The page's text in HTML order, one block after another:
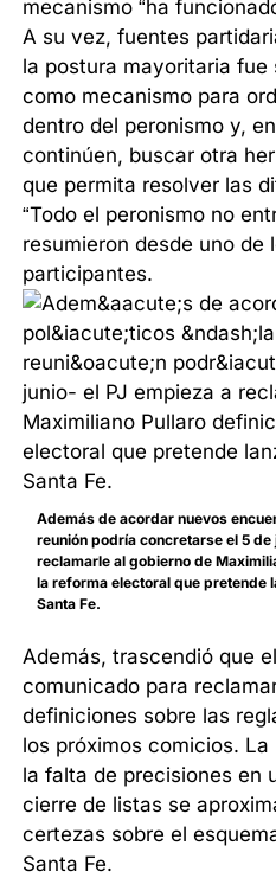
mecanismo “ha
A su vez, fuentes
la postura mayoritaria fue
como mecanismo para
dentro del peronismo y,
continúen, buscar otra
que permita resolver las
“Todo el peronismo no
resumieron desde uno de
participantes.
Además de acordar nuevos
reunión podría concretarse el 5 de
reclamarle al gobierno de
la reforma electoral que pretende
Santa Fe.
Además, trascendió que
comunicado para
definiciones sobre las
los próximos comicios.
la falta de precisiones en
cierre de listas se
certezas sobre el
Santa Fe.